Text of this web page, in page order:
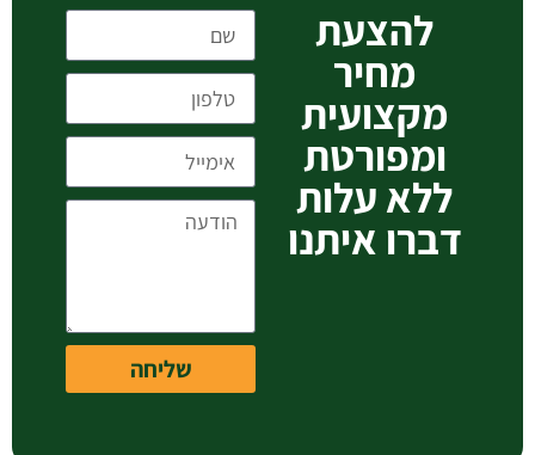
להצעת
מחיר
מקצועית
ומפורטת
ללא עלות
דברו איתנו
שליחה